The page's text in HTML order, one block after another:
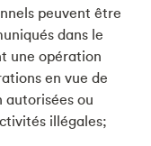
peuvent être
dans le
une opération
en vue de
autorisées ou
illégales;